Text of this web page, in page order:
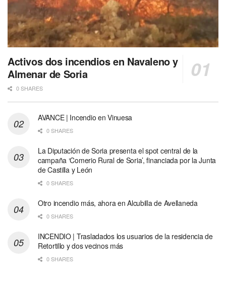
Activos dos incendios en Navaleno y
Almenar de Soria
0 SHARES
AVANCE | Incendio en Vinuesa
0 SHARES
La Diputación de Soria presenta el spot central de la
campaña ‘Comerio Rural de Soria’, financiada por la Junta
de Castilla y León
0 SHARES
Otro incendio más, ahora en Alcubilla de Avellaneda
0 SHARES
INCENDIO | Trasladados los usuarios de la residencia de
Retortillo y dos vecinos más
0 SHARES